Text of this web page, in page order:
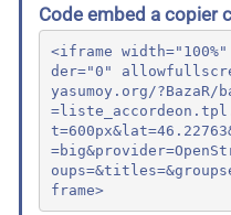
Code embed a copier
<iframe
der="0"
yasumoy.org/?BazaR/
frame>